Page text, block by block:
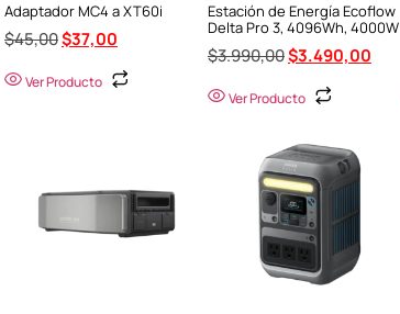
Adaptador MC4 a XT60i
$45,00$37,00
Ver Producto
Estación de Energía Ecoflow
Delta Pro 3, 4096Wh, 4000W
$3.990,00$3.490,00
Ver Producto